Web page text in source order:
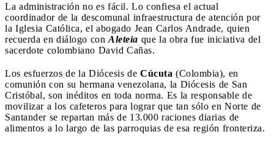
La administración no es fácil. Lo confiesa el actual
coordinador de la descomunal infraestructura de atención por
la Iglesia Católica, el abogado Jean Carlos Andrade, quien
recuerda en diálogo con Aleteia que la obra fue iniciativa del
sacerdote colombiano David Cañas.
Los esfuerzos de la Diócesis de Cúcuta (Colombia), en
comunión con su hermana venezolana, la Diócesis de San
Cristóbal, son inéditos en toda norma. Es la responsable de
movilizar a los cafeteros para lograr que tan sólo en Norte de
Santander se repartan más de 13.000 raciones diarias de
alimentos a lo largo de las parroquias de esa región fronteriza.